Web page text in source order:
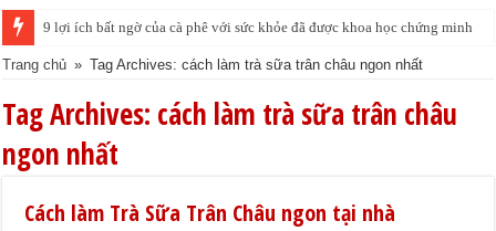
9 lợi ích bất ngờ của cà phê với sức khỏe đã được khoa học chứng minh
Trang chủ » Tag Archives: cách làm trà sữa trân châu ngon nhất
Tag Archives: cách làm trà sữa trân châu
ngon nhất
Cách làm Trà Sữa Trân Châu ngon tại nhà